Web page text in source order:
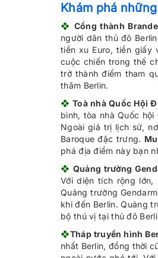
Khám phá
❖ Cổng thành
người dân thủ đô
tiền xu Euro, tiền giấy
cuộc chiến trong thế
trở thành điểm tham
thăm Berlin.
❖Toà nhà Quốc Hội
bình, tòa nhà Quốc
Ngoài giá trị lịch sử,
Baroque đặc trưng.
phá địa điểm này bạn
❖ Quảng trường
Với diện tích rộng
Quảng trường
khi đến Berlin. Quảng
bộ thú vị tại thủ đô
❖Tháp truyền hình
nhất Berlin, đồng thời